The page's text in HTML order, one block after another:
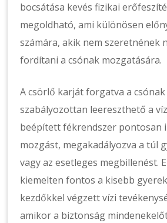
bocsátása kevés fizikai
megoldható, ami különösen
számára, akik nem szeretnének
fordítani a csónak mozgatására.
A csörlő karját forgatva a csónak
szabályozottan leereszthető a
beépített fékrendszer pontosan
mozgást, megakadályozva a túl
vagy az esetleges megbillenést.
kiemelten fontos a kisebb
kezdőkkel végzett vízi
amikor a biztonság